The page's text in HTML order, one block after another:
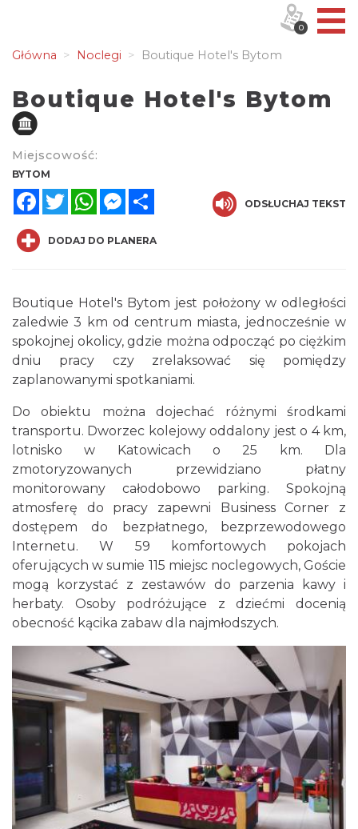
Główna Noclegi Boutique Hotel's Bytom
Boutique Hotel's Bytom
Miejscowość:
BYTOM
FacebookTwitterWhatsAppMessenger
ODSŁUCHAJ TEKST
DODAJ DO PLANERA
Boutique Hotel's Bytom jest położony w odległości
zaledwie 3 km od centrum miasta, jednocześnie w
spokojnej okolicy, gdzie można odpocząć po ciężkim
dniu pracy czy zrelaksować się pomiędzy
zaplanowanymi spotkaniami.
Do obiektu można dojechać różnymi środkami
transportu. Dworzec kolejowy oddalony jest o 4 km,
lotnisko w Katowicach o 25 km. Dla
zmotoryzowanych przewidziano płatny
monitorowany całodobowo parking. Spokojną
atmosferę do pracy zapewni Business Corner z
dostępem do bezpłatnego, bezprzewodowego
Internetu. W 59 komfortowych pokojach
oferujących w sumie 115 miejsc noclegowych, Goście
mogą korzystać z zestawów do parzenia kawy i
herbaty. Osoby podróżujące z dziećmi docenią
obecność kącika zabaw dla najmłodszych.
0